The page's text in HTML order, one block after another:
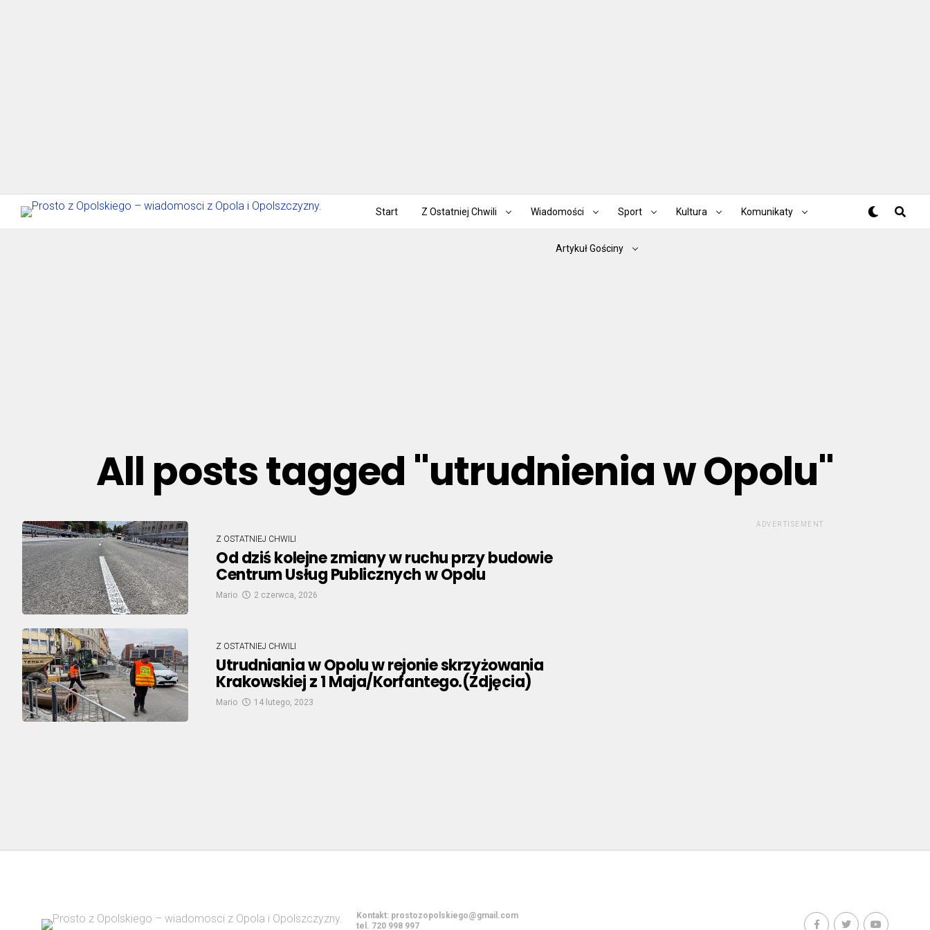
Start Z Ostatniej Chwili Wiadomości Sport Kultura Komunikaty
Artykuł Gościny
All posts tagged "utrudnienia w Opolu"
Z OSTATNIEJ CHWILI
Od dziś kolejne zmiany w ruchu przy budowie
Centrum Usług Publicznych w Opolu
Mario 2 czerwca, 2026
Z OSTATNIEJ CHWILI
Utrudniania w Opolu w rejonie skrzyżowania
Krakowskiej z 1 Maja/Korfantego.(Zdjęcia)
Mario 14 lutego, 2023
ADVERTISEMENT
Kontakt: prostozopolskiego@gmail.com
tel. 720 998 997